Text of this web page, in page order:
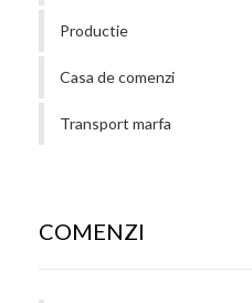
Productie
Casa de comenzi
Transport marfa
COMENZI